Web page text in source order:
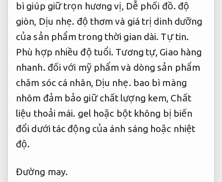
bì giúp giữ trọn hương vị, Dễ phối đồ. độ
giòn, Dịu nhẹ. độ thơm và giá trị dinh dưỡng
của sản phẩm trong thời gian dài. Tự tin.
Phù hợp nhiều độ tuổi. Tương tự, Giao hàng
nhanh. đối với mỹ phẩm và dòng sản phẩm
chăm sóc cá nhân, Dịu nhẹ. bao bì màng
nhôm đảm bảo giữ chất lượng kem, Chất
liệu thoải mái. gel hoặc bột không bị biến
đổi dưới tác động của ánh sáng hoặc nhiệt
độ.
Đường may.